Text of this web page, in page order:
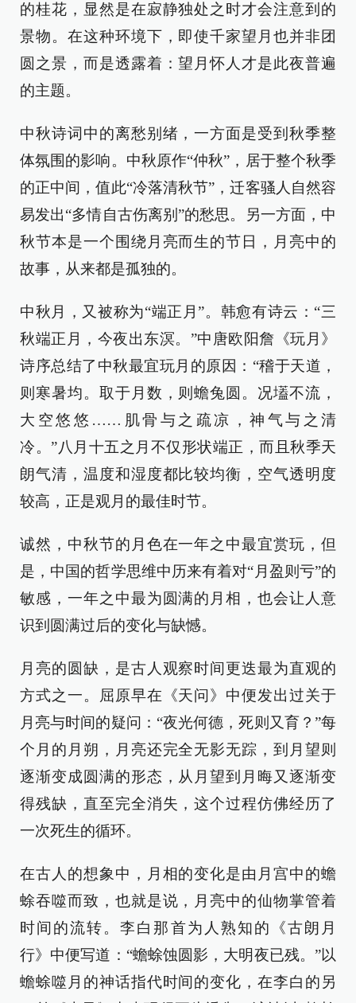
的桂花，显然是在寂静独处之时才会注意到的
景物。在这种环境下，即使千家望月也并非团
圆之景，而是透露着：望月怀人才是此夜普遍
的主题。
中秋诗词中的离愁别绪，一方面是受到秋季整
体氛围的影响。中秋原作“仲秋”，居于整个秋季
的正中间，值此“冷落清秋节”，迁客骚人自然容
易发出“多情自古伤离别”的愁思。另一方面，中
秋节本是一个围绕月亮而生的节日，月亮中的
故事，从来都是孤独的。
中秋月，又被称为“端正月”。韩愈有诗云：“三
秋端正月，今夜出东溟。”中唐欧阳詹《玩月》
诗序总结了中秋最宜玩月的原因：“稽于天道，
则寒暑均。取于月数，则蟾兔圆。况壒不流，
大空悠悠……肌骨与之疏凉，神气与之清
冷。”八月十五之月不仅形状端正，而且秋季天
朗气清，温度和湿度都比较均衡，空气透明度
较高，正是观月的最佳时节。
诚然，中秋节的月色在一年之中最宜赏玩，但
是，中国的哲学思维中历来有着对“月盈则亏”的
敏感，一年之中最为圆满的月相，也会让人意
识到圆满过后的变化与缺憾。
月亮的圆缺，是古人观察时间更迭最为直观的
方式之一。屈原早在《天问》中便发出过关于
月亮与时间的疑问：“夜光何德，死则又育？”每
个月的月朔，月亮还完全无影无踪，到月望则
逐渐变成圆满的形态，从月望到月晦又逐渐变
得残缺，直至完全消失，这个过程仿佛经历了
一次死生的循环。
在古人的想象中，月相的变化是由月宫中的蟾
蜍吞噬而致，也就是说，月亮中的仙物掌管着
时间的流转。李白那首为人熟知的《古朗月
行》中便写道：“蟾蜍蚀圆影，大明夜已残。”以
蟾蜍噬月的神话指代时间的变化，在李白的另